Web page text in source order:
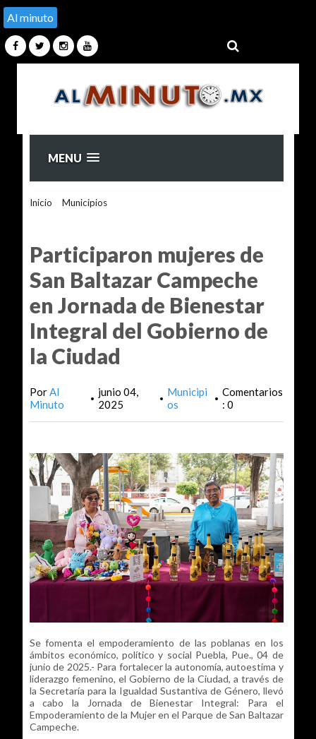
Al minuto
MENU
Inicio Municipios>
Participaron mujeres de
San Baltazar Campeche
en Jornada de Bienestar
Integral del Gobierno de
la Ciudad
PorAl
Minuto
• junio 04,
2025
• Municipi
os
• Comentarios
: 0
Se fomenta el empoderamiento de las poblanas en los
ámbitos económico, político y social Puebla, Pue., 04 de
junio de 2025.- Para fortalecer la autonomía, autoestima y
liderazgo femenino, el Gobierno de la Ciudad, a través de
la Secretaría para la Igualdad Sustantiva de Género, llevó
a cabo la Jornada de Bienestar Integral: Para el
Empoderamiento de la Mujer en el Parque de San Baltazar
Campeche.